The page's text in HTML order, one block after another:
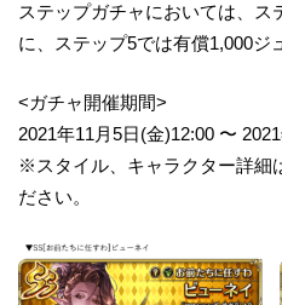
ステップガチャにおいては、ス
に、ステップ5では有償1,000ジ
<ガチャ開催期間>
2021年11月5日(金)12:00 〜
※スタイル、キャラクター詳細
ださい。